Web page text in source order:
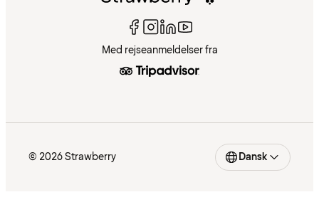
Med rejseanmeldelser fra
© 2026 Strawberry Dansk